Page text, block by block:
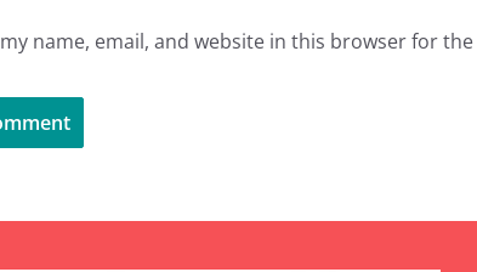
my name, email, and website in this browser for